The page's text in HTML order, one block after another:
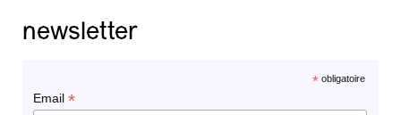
newsletter
*obligatoire
Email *